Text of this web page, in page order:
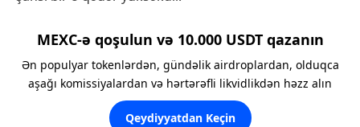
MEXC-ə qoşulun və 10.000 USDT qazanın
Ən populyar tokenlərdən, gündəlik airdroplardan, olduqca
aşağı komissiyalardan və hərtərəfli likvidlikdən həzz alın
Qeydiyyatdan Keçin